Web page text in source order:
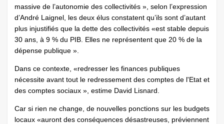
massive de l’autonomie des collectivités », selon l’expression
d’André Laignel, les deux élus constatent qu’ils sont d’autant
plus injustifiés que la dette des collectivités «est stable depuis
30 ans, à 9 % du PIB. Elles ne représentent que 20 % de la
dépense publique ».
Dans ce contexte, «redresser les finances publiques
nécessite avant tout le redressement des comptes de l'Etat et
des comptes sociaux », estime David Lisnard.
Car si rien ne change, de nouvelles ponctions sur les budgets
locaux «auront des conséquences désastreuses, préviennent